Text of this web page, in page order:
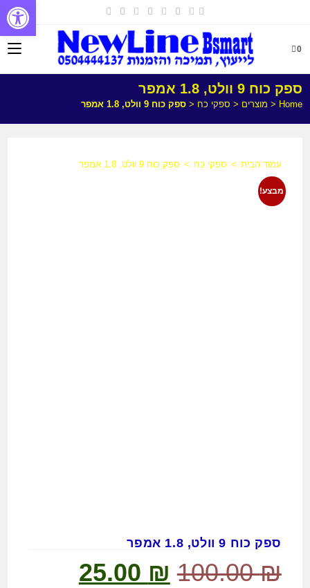
0
ספק כוח 9 וולט, 1.8 אמפר
Home
< מוצרים < ספקי כח <ספק כוח 9 וולט, 1.8 אמפר
עמוד הבית > ספקי כח > ספק כוח 9 וולט, 1.8 אמפר
מבצע!
ספק כוח 9 וולט, 1.8 אמפר
100.00₪
25.00 ₪